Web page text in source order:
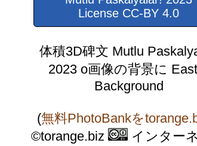
License CC-BY 4.0
体積3D碑文 Mutlu
2023 o画像の背景に
Background
(無料PhotoBankを
©torange.biz
インター